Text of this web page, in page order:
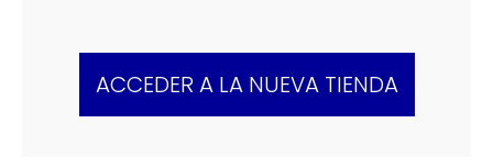
ACCEDER A LA NUEVA TIENDA